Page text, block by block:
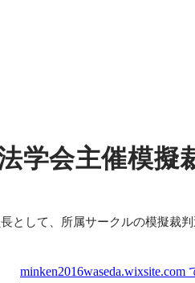
学会主催模擬
として、所属サークルの模擬裁判
minken2016waseda.wixsite.com